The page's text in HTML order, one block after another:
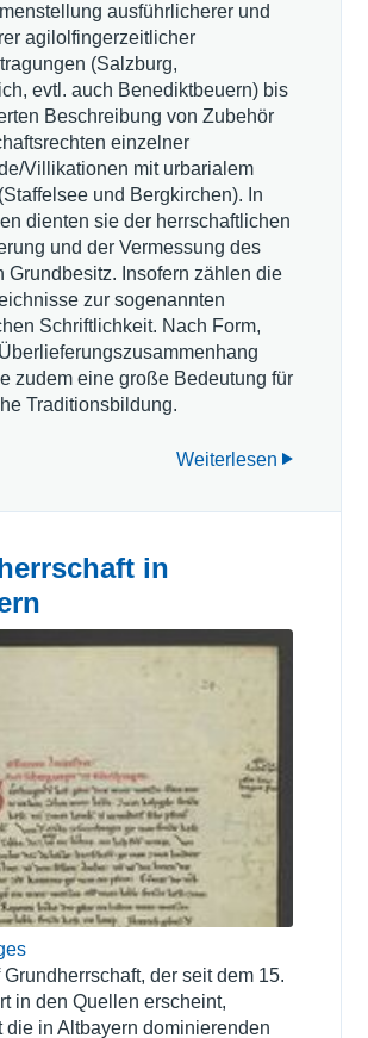
ausführlicherer und
agilolfingerzeitlicher
(Salzburg,
evtl. auch Benediktbeuern) bis
Beschreibung von Zubehör
einzelner
Villikationen mit urbarialem
und Bergkirchen). In
dienten sie der herrschaftlichen
und der Vermessung des
Grundbesitz. Insofern zählen die
zur sogenannten
Schriftlichkeit. Nach Form,
zudem eine große Bedeutung für
Traditionsbildung.
Weiterlesen
in
Grundherrschaft, der seit dem 15.
in den Quellen erscheint,
die in Altbayern dominierenden